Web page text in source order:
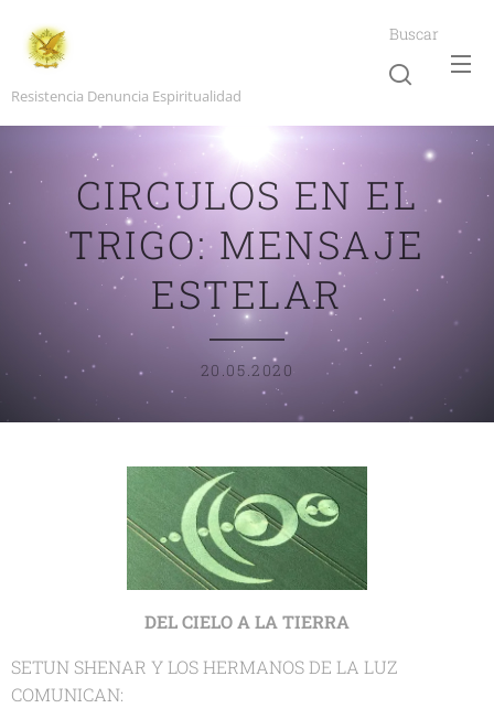
Resistencia Denuncia Espiritualidad
Buscar
CIRCULOS EN EL
TRIGO: MENSAJE
ESTELAR
20.05.2020
DEL CIELO A LA TIERRA
SETUN SHENAR Y LOS HERMANOS DE LA LUZ
COMUNICAN: